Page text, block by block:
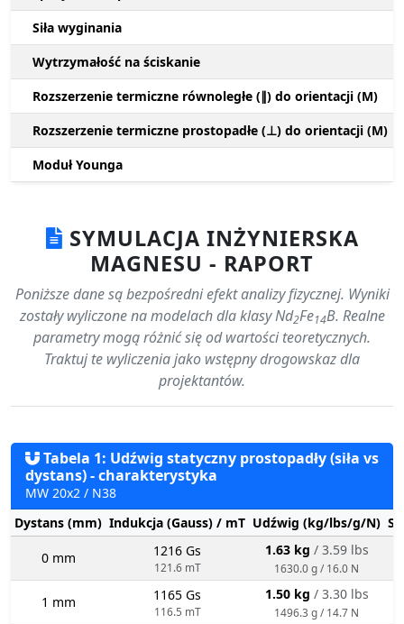
Siła wyginania
Wytrzymałość na ściskanie
Rozszerzenie termiczne równoległe (∥) do orientacji (M)
Rozszerzenie termiczne prostopadłe (⊥) do orientacji (M)
Moduł Younga
SYMULACJA INŻYNIERSKA
MAGNESU - RAPORT
Poniższe dane są bezpośredni efekt analizy fizycznej. Wyniki
zostały wyliczone na modelach dla klasy Nd2Fe14B. Realne
parametry mogą różnić się od wartości teoretycznych.
Traktuj te wyliczenia jako wstępny drogowskaz dla
projektantów.
Tabela 1: Udźwig statyczny prostopadły (siła vs
dystans) - charakterystyka
MW 20x2 / N38
Dystans (mm) Indukcja (Gauss) / mT Udźwig (kg/lbs/g/N)
0 mm 1216 Gs
121.6 mT
1.63 kg / 3.59 lbs
1630.0 g / 16.0 N
1 mm 1165 Gs
116.5 mT
1.50 kg / 3.30 lbs
1496.3 g / 14.7 N